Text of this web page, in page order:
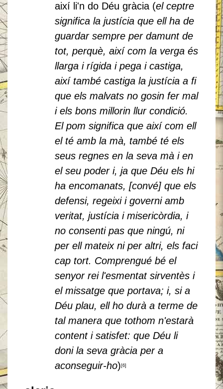
així li'n do Déu gràcia (el ceptre
significa la justícia que ell ha de
guardar sempre per damunt de
tot, perquè, així com la verga és
llarga i rígida i pega i castiga,
així també castiga la justícia a fi
que els malvats no gosin fer mal
i els bons millorin llur condició.
El pom significa que així com ell
el té amb la mà, també té els
seus regnes en la seva mà i en
el seu poder i, ja que Déu els hi
ha encomanats, [convé] que els
defensi, regeixi i governi amb
veritat, justícia i misericòrdia, i
no consenti pas que ningú, ni
per ell mateix ni per altri, els faci
cap tort. Comprengué bé el
senyor rei l'esmentat sirventès i
el missatge que portava; i, si a
Déu plau, ell ho durà a terme de
tal manera que tothom n'estarà
content i satisfet: que Déu li
doni la seva gràcia per a
aconseguir-ho) [6]